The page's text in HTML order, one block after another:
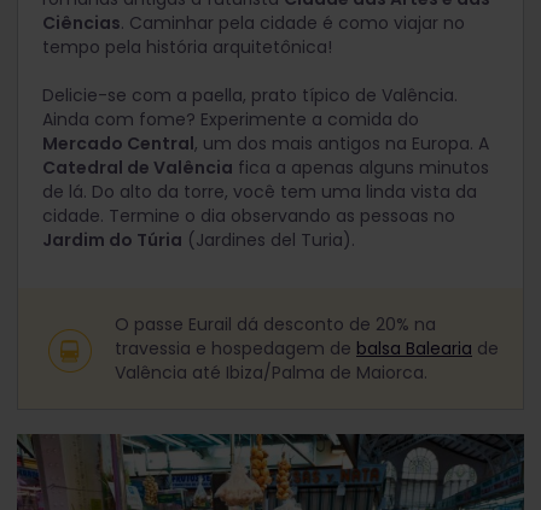
Ciências. Caminhar pela cidade é como viajar no
tempo pela história arquitetônica!
Delicie-se com a paella, prato típico de Valência.
Ainda com fome? Experimente a comida do
Mercado Central, um dos mais antigos na Europa. A
Catedral de Valência fica a apenas alguns minutos
de lá. Do alto da torre, você tem uma linda vista da
cidade. Termine o dia observando as pessoas no
Jardim do Túria (Jardines del Turia).
O passe Eurail dá desconto de 20% na
travessia e hospedagem de balsa Balearia de
Valência até Ibiza/Palma de Maiorca.